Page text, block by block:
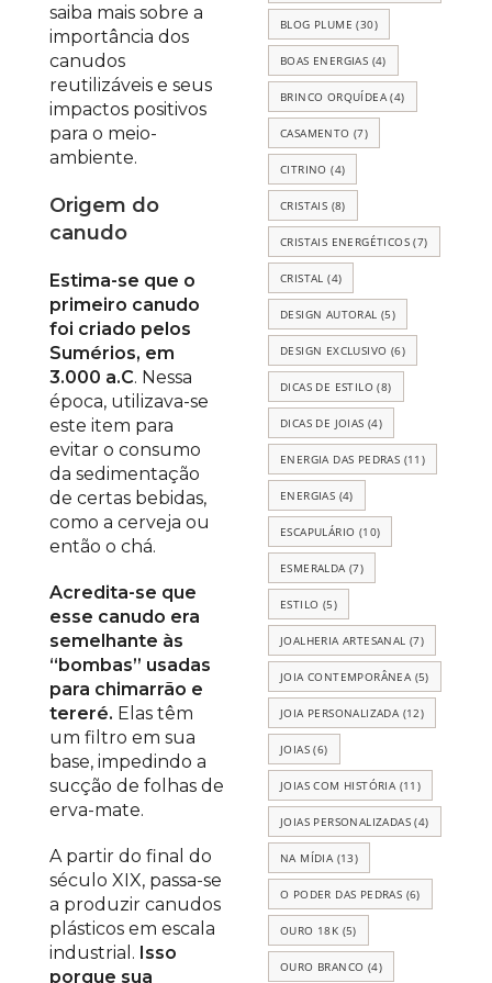
saiba mais sobre a
importância dos
canudos
reutilizáveis e seus
impactos positivos
para o meio-
ambiente.
Origem do
canudo
Estima-se que o
primeiro canudo
foi criado pelos
Sumérios, em
3.000 a.C. Nessa
época, utilizava-se
este item para
evitar o consumo
da sedimentação
de certas bebidas,
como a cerveja ou
então o chá.
Acredita-se que
esse canudo era
semelhante às
“bombas” usadas
para chimarrão e
tereré. Elas têm
um filtro em sua
base, impedindo a
sucção de folhas de
erva-mate.
A partir do final do
século XIX, passa-se
a produzir canudos
plásticos em escala
industrial. Isso
porque sua
BLOG PLUME (30)
BOAS ENERGIAS (4)
BRINCO ORQUÍDEA (4)
CASAMENTO (7)
CITRINO (4)
CRISTAIS (8)
CRISTAIS ENERGÉTICOS (7)
CRISTAL (4)
DESIGN AUTORAL (5)
DESIGN EXCLUSIVO (6)
DICAS DE ESTILO (8)
DICAS DE JOIAS (4)
ENERGIA DAS PEDRAS (11)
ENERGIAS (4)
ESCAPULÁRIO (10)
ESMERALDA (7)
ESTILO (5)
JOALHERIA ARTESANAL (7)
JOIA CONTEMPORÂNEA (5)
JOIA PERSONALIZADA (12)
JOIAS (6)
JOIAS COM HISTÓRIA (11)
JOIAS PERSONALIZADAS (4)
NA MÍDIA (13)
O PODER DAS PEDRAS (6)
OURO 18K (5)
OURO BRANCO (4)